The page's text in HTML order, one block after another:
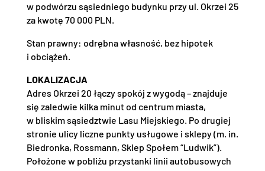
w podwórzu sąsiedniego budynku przy ul. Okrzei 25
za kwotę 70 000 PLN.
Stan prawny: odrębna własność, bez hipotek
i obciążeń.
LOKALIZACJA
Adres Okrzei 20 łączy spokój z wygodą – znajduje
się zaledwie kilka minut od centrum miasta,
w bliskim sąsiedztwie Lasu Miejskiego. Po drugiej
stronie ulicy liczne punkty usługowe i sklepy (m. in.
Biedronka, Rossmann, Sklep Społem “Ludwik”).
Położone w pobliżu przystanki linii autobusowych